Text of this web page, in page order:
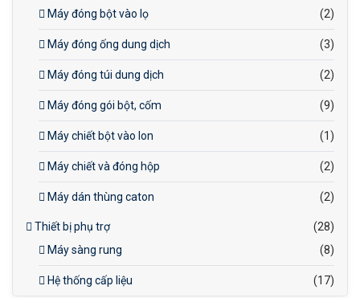
Máy đóng bột vào lọ (2)
Máy đóng ống dung dịch (3)
Máy đóng túi dung dịch (2)
Máy đóng gói bột, cốm (9)
Máy chiết bột vào lon (1)
Máy chiết và đóng hộp (2)
Máy dán thùng caton (2)
Thiết bị phụ trợ
(28)
Máy sàng rung
(8)
Hệ thống cấp liệu (17)